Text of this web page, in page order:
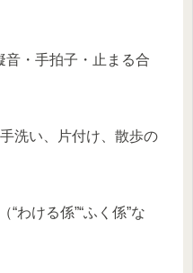
音・手拍子・止まる合
洗い、片付け、散歩の
わける係”“ふく係”な